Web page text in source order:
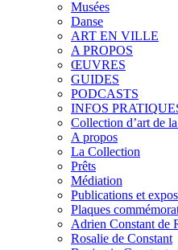
Musées
Danse
ART EN VILLE
A PROPOS
ŒUVRES
GUIDES
PODCASTS
INFOS
Collection d’art de
A propos
La Collection
Prêts
Médiation
Publications et
Plaques
Adrien Constant de
Rosalie de Constant